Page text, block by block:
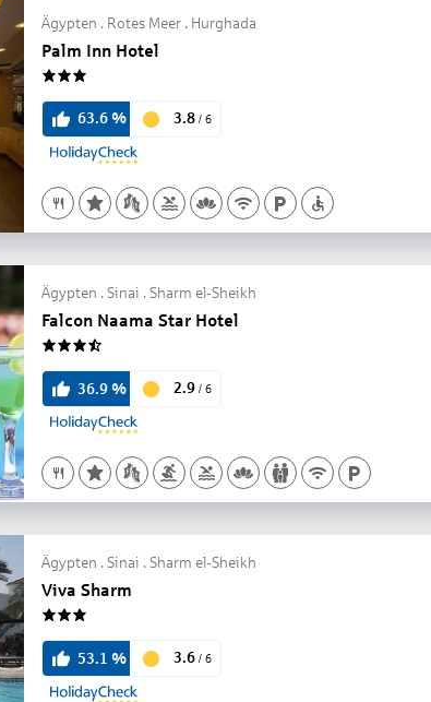
Ägypten . Rotes Meer . Hurghada
Palm Inn Hotel
63.6% 3.8 / 6
Ägypten . Sinai . Sharm el-Sheikh
Falcon Naama Star Hotel
36.9% 2.9 / 6
Ägypten . Sinai . Sharm el-Sheikh
Viva Sharm
53.1 % 3.6 / 6